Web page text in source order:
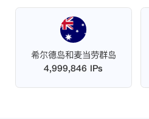
希尔德岛和麦当劳群岛
4,999,846 IPs